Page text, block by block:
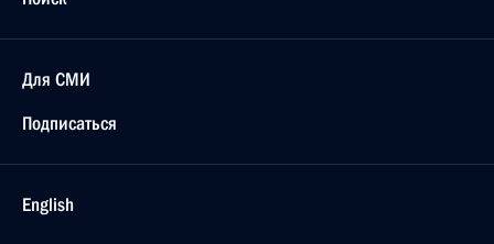
Для СМИ
Подписаться
English